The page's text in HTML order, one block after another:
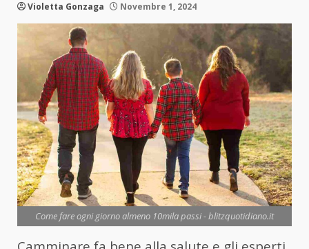
Violetta Gonzaga Novembre 1, 2024
Come fare ogni giorno almeno 10mila passi - blitzquotidiano.it